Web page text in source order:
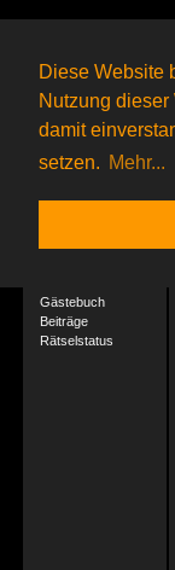
Diese Website
Nutzung
damit
setzen. Mehr...
Das
55 Gagolganeronline(0
Gagolganer:
9732
Gästebuch
Beiträge
Rätselstatus